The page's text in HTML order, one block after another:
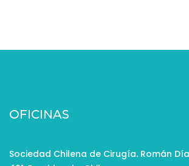
OFICINAS
Sociedad Chilena de Cirugía. Román